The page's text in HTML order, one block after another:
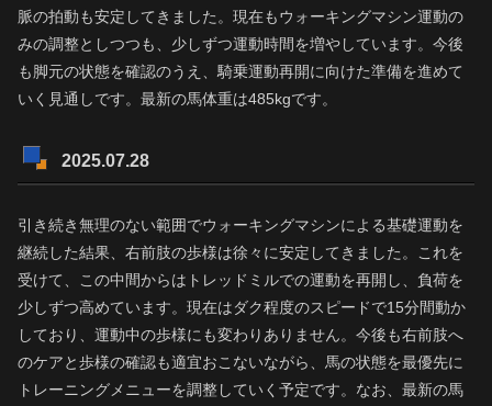
脈の拍動も安定してきました。現在もウォーキングマシン運動の
みの調整としつつも、少しずつ運動時間を増やしています。今後
も脚元の状態を確認のうえ、騎乗運動再開に向けた準備を進めて
いく見通しです。最新の馬体重は485kgです。
2025.07.28
引き続き無理のない範囲でウォーキングマシンによる基礎運動を
継続した結果、右前肢の歩様は徐々に安定してきました。これを
受けて、この中間からはトレッドミルでの運動を再開し、負荷を
少しずつ高めています。現在はダク程度のスピードで15分間動か
しており、運動中の歩様にも変わりありません。今後も右前肢へ
のケアと歩様の確認も適宜おこないながら、馬の状態を最優先に
トレーニングメニューを調整していく予定です。なお、最新の馬